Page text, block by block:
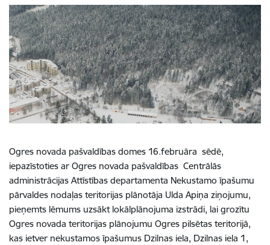
Ogres novada pašvaldības domes 16.februāra sēdē,
iepazīstoties ar Ogres novada pašvaldības Centrālās
administrācijas Attīstības departamenta Nekustamo īpašumu
pārvaldes nodaļas teritorijas plānotāja Ulda Apiņa ziņojumu,
pieņemts lēmums uzsākt lokālplānojuma izstrādi, lai grozītu
Ogres novada teritorijas plānojumu Ogres pilsētas teritorijā,
kas ietver nekustamos īpašumus Dzilnas iela, Dzilnas iela 1,